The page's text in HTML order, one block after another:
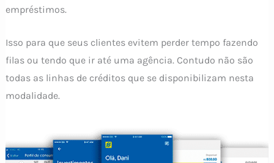
empréstimos.
Isso para que seus clientes evitem perder tempo fazendo
filas ou tendo que ir até uma agência. Contudo não são
todas as linhas de créditos que se disponibilizam nesta
modalidade.